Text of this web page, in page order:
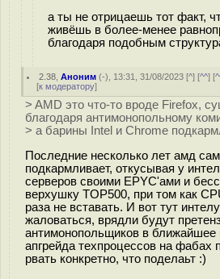
а ты не отрицаешь тот факт,
живёшь в более-менее
благодаря подобным
2.38 ,Аноним (-), 13:31, 31/08/2023 [^] [^^] [
[к модератору]
> AMD это что-то вроде Firefox,
благодаря антимонопольному
> а барины Intel и Chrome
Последние несколько лет амд
подкармливает, откусывая у
серверов своими EPYC'ами и
верхушку TOP500, при том как
раза не вставать. И вот тут
жаловаться, врядли будут
антимонопольщиков в ближайшее
апгрейда техпроцессов на фабах
рвать конкретно, что поделаьт :)